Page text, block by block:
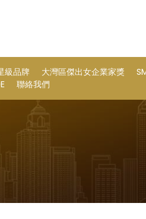
級品牌 大灣區傑出女企業家獎
聯絡我們